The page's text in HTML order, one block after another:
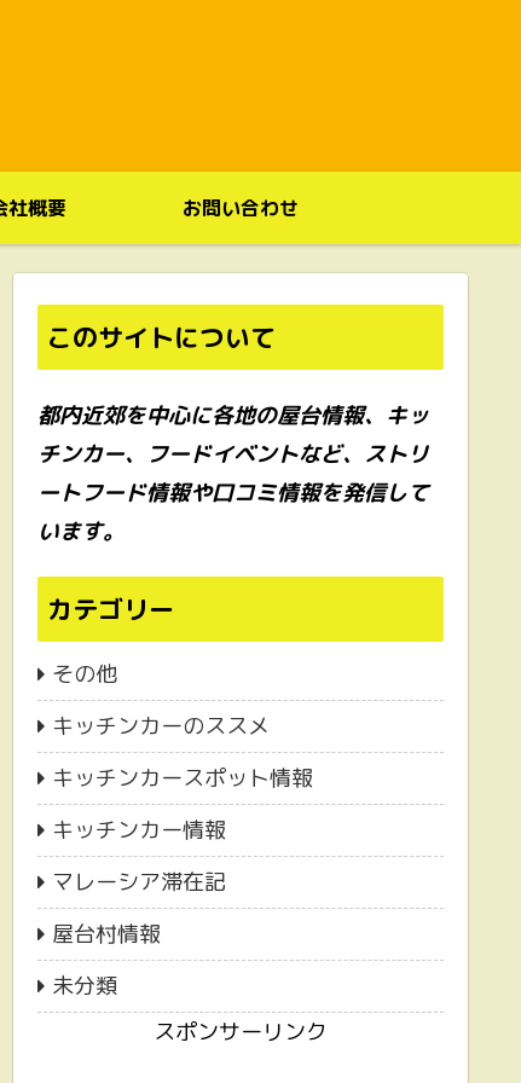
社概要 お問い合わせ
このサイトについて
都内近郊を中心に各地の屋台情報、キッ
チンカー、フードイベントなど、ストリ
ートフード情報や口コミ情報を発信して
います。
カテゴリー
その他
キッチンカーのススメ
キッチンカースポット情報
キッチンカー情報
マレーシア滞在記
屋台村情報
未分類
スポンサーリンク